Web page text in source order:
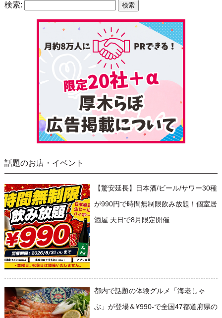
検索:
話題のお店・イベント
【驚安延長】日本酒/ビール/サワー30種
が990円で時間無制限飲み放題！個室居
酒屋 天日で8月限定開催
都内で話題の体験グルメ「海老しゃ
ぶ」が登場＆¥990-で全国47都道府県の